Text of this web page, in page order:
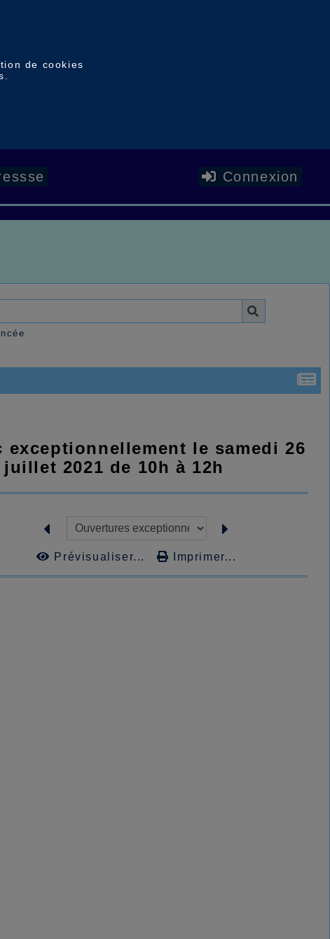
de cookies
Connexion
le samedi 26
2021 de 10h à 12h
Prévisualiser... Imprimer...